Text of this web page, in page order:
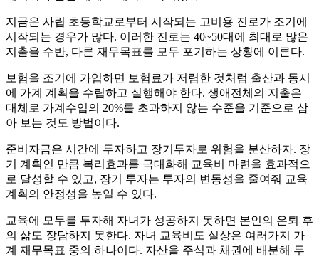
지금은 사립 초등학교로부터 시작되는 고비용 진로가 조기에
시작되는 경우가 많다. 이러한 진로는 40~50대에 최대로 많은
지출을 수반, 다른 재무목표를 모두 포기하는 상황에 이른다.
보험을 조기에 가입하면 보험료가 저렴한 것처럼 출산과 동시
에 가계 계획을 수립하고 실행해야 한다. 생애전체의 지출은
대체로 가계수입의 20%를 초과하지 않는 수준을 기준으로 삼
아 보는 것도 방법이다.
준비자금은 시간에 투자하고 장기투자로 위험을 분산하자. 장
기 계획인 만큼 복리효과를 극대화해 교육비 마련을 효과적으
로 달성할 수 있고, 장기 투자는 투자의 변동성을 줄여줘 교육
계획의 안정성을 높일 수 있다.
교육에 모두를 투자해 자녀가 성공하지 못하면 본인의 은퇴 후
의 삶도 장담하지 못한다. 자녀 교육비도 실상은 여러가지 가
계 재무목표 중의 하나이다. 자산을 주식과 채권에 배분해 투